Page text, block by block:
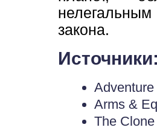
нелегальным
закона.
Arms &
The